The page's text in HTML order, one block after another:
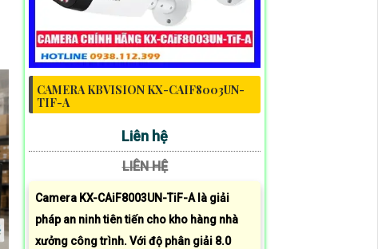
CAMERA KBVISION KX-CAIF8003UN-
TIF-A
Liên hệ
LIÊN HỆ
Camera KX-CAiF8003UN-TiF-A là giải
pháp an ninh tiên tiến cho kho hàng nhà
xưởng công trình. Với độ phân giải 8.0